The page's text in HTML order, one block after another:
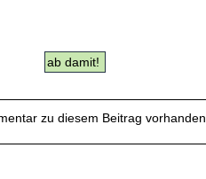
zu diesem Beitrag vorhanden